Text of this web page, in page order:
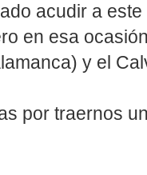
acudir a
en esa
y el
por traernos